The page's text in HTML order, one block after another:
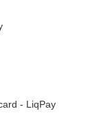
- LiqPay